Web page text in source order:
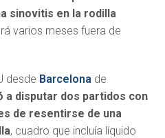
sinovitis en la rodilla
varios meses fuera de
desde Barcelona de
a disputar dos partidos con
de resentirse de una
, cuadro que incluía líquido